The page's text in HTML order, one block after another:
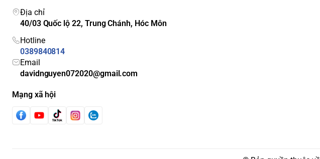
Địa chỉ
40/03 Quốc lộ 22, Trung Chánh, Hóc Môn
Hotline
0389840814
Email
davidnguyen072020@gmail.com
Mạng xã hội